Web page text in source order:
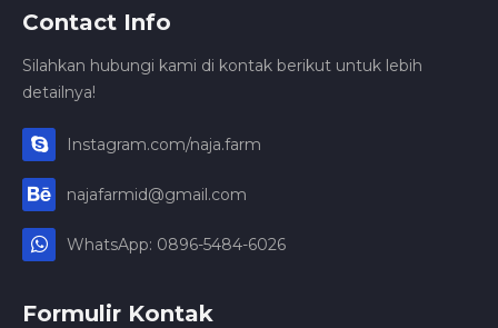
Contact Info
Silahkan hubungi kami di kontak berikut untuk lebih
detailnya!
Instagram.com/naja.farm
najafarmid@gmail.com
WhatsApp: 0896-5484-6026
Formulir Kontak